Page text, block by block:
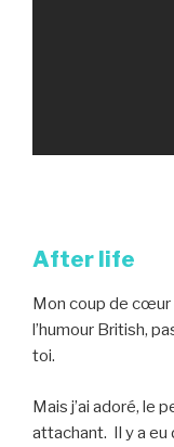
After life
Mon coup de cœur
l’humour British,
toi.
Mais j’ai adoré, le
attachant. Il y a eu